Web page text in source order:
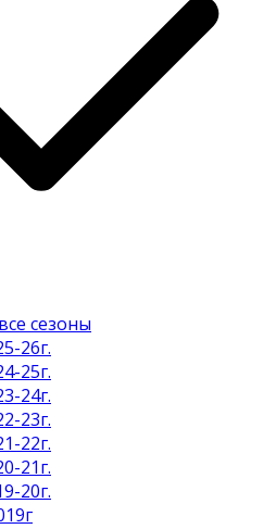
сезоны
26г.
25г.
24г.
23г.
22г.
21г.
20г.